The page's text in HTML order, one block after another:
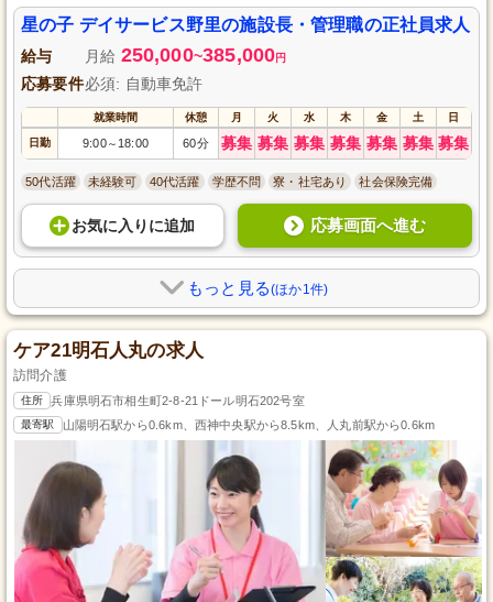
星の子 デイサービス野里の施設長・管理職の正社員求人
給与 月給 250,000~385,000円
応募要件必須: 自動車免許
就業時間 休憩 月 火 水 木 金 土 日
日勤 9:00～ 18:00 60分 募集 募集 募集 募集 募集 募集 募集
50代活躍 未経験可 40代活躍 学歴不問 寮・社宅あり 社会保険完備
お気に入り に追加 応募画面へ進む
もっと見る(ほか1件)
ケア21明石人丸の求人
訪問介護
住所 兵庫県明石市相生町2-8-21ドール明石202号室
最寄駅 山陽明石駅から0.6km、西神中央駅から8.5km、人丸前駅から0.6km